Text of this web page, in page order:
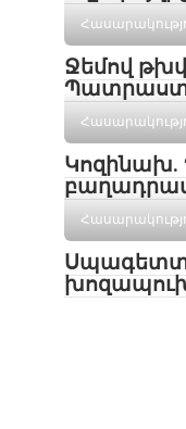
Ջեմով
Կոզինախ.